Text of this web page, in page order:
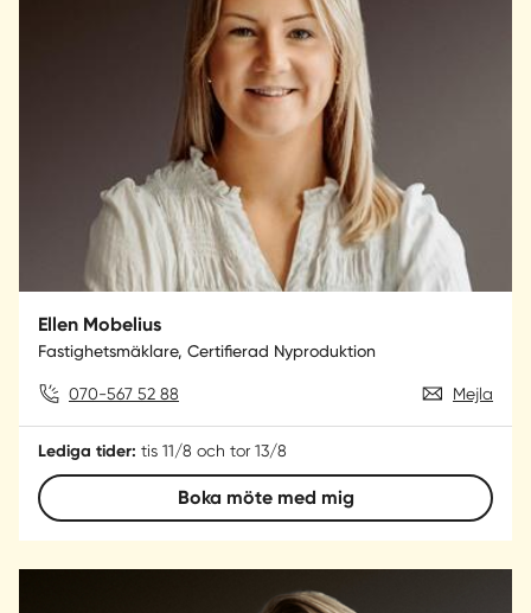
Ellen Mobelius
Fastighetsmäklare, Certifierad Nyproduktion
070-567 52 88 Mejla
Lediga tider: tis 11/8 och tor 13/8
Boka möte med mig